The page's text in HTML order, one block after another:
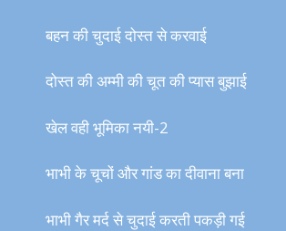
बहन की चुदाई दोस्त से करवाई
दोस्त की अम्मी की चूत की प्यास बुझाई
खेल वही भूमिका नयी-2
भाभी के चूचों और गांड का दीवाना बना
भाभी गैर मर्द से चुदाई करती पकड़ी गई